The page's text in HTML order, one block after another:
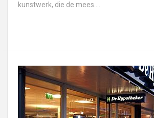
kunstwerk, die de mees....